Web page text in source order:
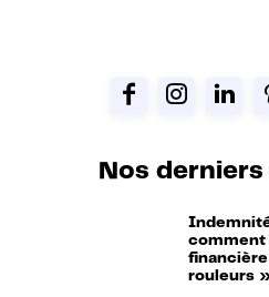
Nos
comment
rouleurs